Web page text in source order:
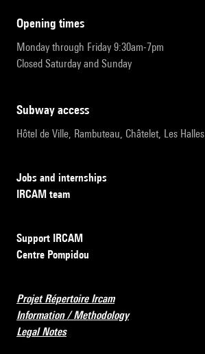
opening times
Monday through Friday 9:30am-7pm
Closed Saturday and Sunday
subway access
Hôtel de Ville, Rambuteau, Châtelet, Les Halles
Jobs and internships
IRCAM team
Support IRCAM
Centre Pompidou
Projet Répertoire Ircam
Information / Methodology
Legal Notes